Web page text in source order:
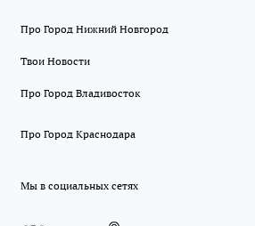
Про Город Нижний Новгород
Твои Новости
Про Город Владивосток
Про Город Краснодара
Мы в социальных сетях